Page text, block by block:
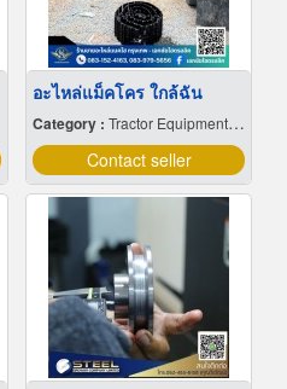
อะไหล่แม็คโคร ใกล้ฉัน
Category : Tractor Equipment & Parts
Contact seller